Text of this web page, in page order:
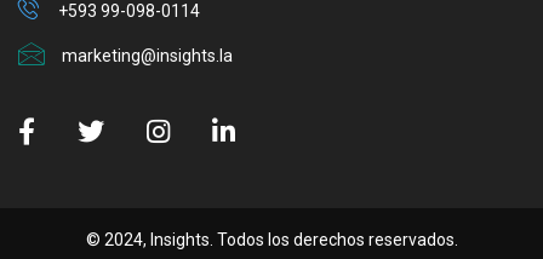
+593 99-098-0114
marketing@insights.la
© 2024, Insights. Todos los derechos reservados.